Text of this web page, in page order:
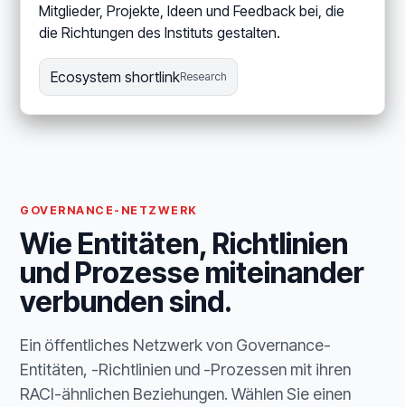
Mitglieder, Projekte, Ideen und Feedback bei, die
die Richtungen des Instituts gestalten.
Ecosystem shortlinkResearch
GOVERNANCE-NETZWERK
Wie Entitäten, Richtlinien
und Prozesse miteinander
verbunden sind.
Ein öffentliches Netzwerk von Governance-
Entitäten, -Richtlinien und -Prozessen mit ihren
RACI-ähnlichen Beziehungen. Wählen Sie einen